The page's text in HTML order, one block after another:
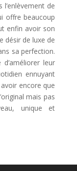
de
offre beaucoup
enfin avoir son
désir de luxe de
sa perfection.
leur
ennuyant
encore que
mais pas
unique et